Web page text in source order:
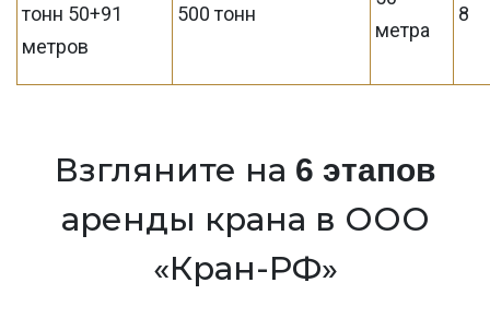
тонн 50+91
метров
500 тонн
метра
8
Взгляните на 6 этапов
аренды крана в ООО
«Кран-РФ»